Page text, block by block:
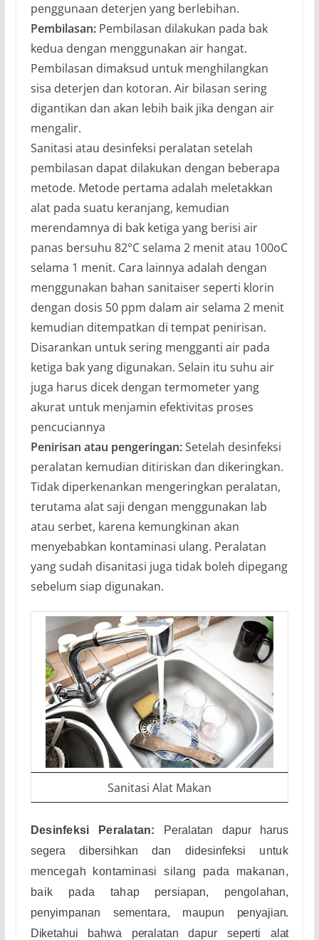
penggunaan deterjen yang berlebihan.
Pembilasan:Pembilasan dilakukan pada bak
kedua dengan menggunakan air hangat.
Pembilasan dimaksud untuk menghilangkan
sisa deterjen dan kotoran. Air bilasan sering
digantikan dan akan lebih baik jika dengan air
mengalir.
Sanitasi atau desinfeksi peralatan setelah
pembilasan dapat dilakukan dengan beberapa
metode. Metode pertama adalah meletakkan
alat pada suatu keranjang, kemudian
merendamnya di bak ketiga yang berisi air
panas bersuhu 82°C selama 2 menit atau 100oC
selama 1 menit. Cara lainnya adalah dengan
menggunakan bahan sanitaiser seperti klorin
dengan dosis 50 ppm dalam air selama 2 menit
kemudian ditempatkan di tempat penirisan.
Disarankan untuk sering mengganti air pada
ketiga bak yang digunakan. Selain itu suhu air
juga harus dicek dengan termometer yang
akurat untuk menjamin efektivitas proses
pencuciannya
Penirisan atau pengeringan:Setelah desinfeksi
peralatan kemudian ditiriskan dan dikeringkan.
Tidak diperkenankan mengeringkan peralatan,
terutama alat saji dengan menggunakan lab
atau serbet, karena kemungkinan akan
menyebabkan kontaminasi ulang. Peralatan
yang sudah disanitasi juga tidak boleh dipegang
sebelum siap digunakan.
Sanitasi Alat Makan
Desinfeksi Peralatan: Peralatan dapur harus
segera dibersihkan dan didesinfeksi untuk
mencegah kontaminasi silang pada makanan,
baik padatahap persiapan, pengolahan,
penyimpanan sementara, maupun penyajian.
Diketahui bahwa peralatan dapur seperti alat